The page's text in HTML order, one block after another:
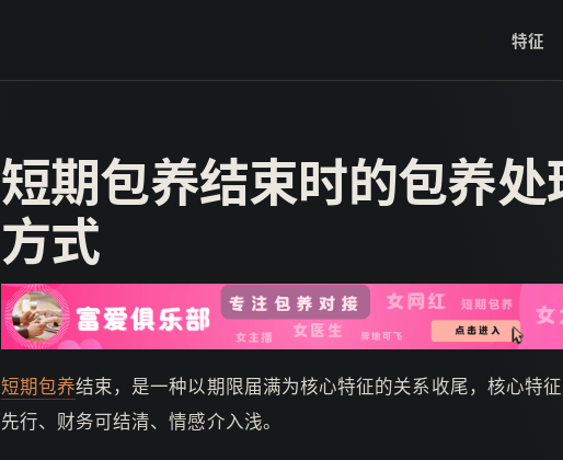
特征
短期包养结束时的包养处
方式
短期包养结束，是一种以期限届满为核心特征的关系收尾，核心特
先行、财务可结清、情感介入浅。